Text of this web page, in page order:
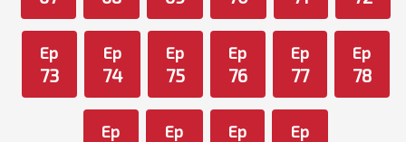
Ep
73
Ep
74
Ep
75
Ep
76
Ep
77
Ep
78
Ep Ep Ep Ep